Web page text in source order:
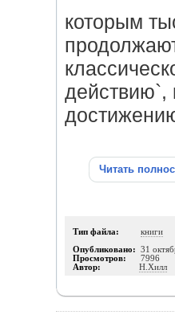
которым
действию`,
Читать
Тип файла: книги
Опубликовано: 31
Просмотров: 7996
Автор: Н.Хилл